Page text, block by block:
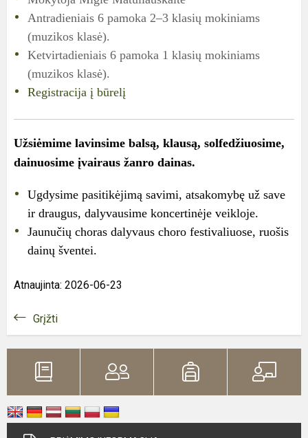
Antradieniais 6 pamoka 2–3 klasių mokiniams
(muzikos klasė).
Ketvirtadieniais 6 pamoka 1 klasių mokiniams
(muzikos klasė).
Registracija į būrelį
Užsiėmime lavinsime balsą, klausą, solfedžiuosime,
dainuosime įvairaus žanro dainas.
Ugdysime pasitikėjimą savimi, atsakomybę už save
ir draugus, dalyvausime koncertinėje veikloje.
Jaunučių choras dalyvaus choro festivaliuose, ruošis
dainų šventei.
Atnaujinta: 2026-06-23
Grįžti